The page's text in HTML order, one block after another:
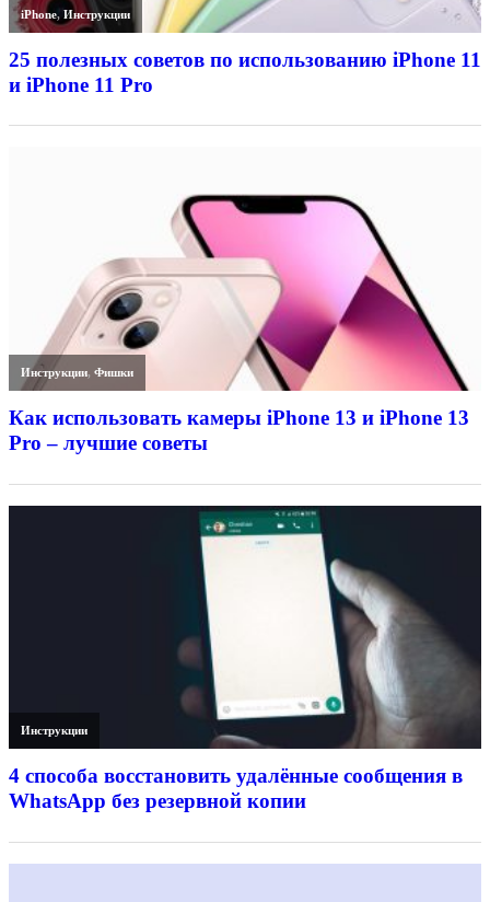
iPhone,Инструкции
25 полезных советов по использованию iPhone 11
и iPhone 11 Pro
Инструкции,Фишки
Как использовать камеры iPhone 13 и iPhone 13
Pro – лучшие советы
Инструкции
4 способа восстановить удалённые сообщения в
WhatsApp без резервной копии